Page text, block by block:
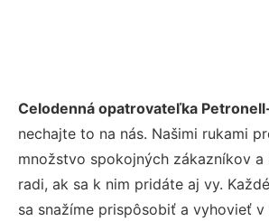
Celodenná opatrovateľka
nechajte to na nás. Našimi rukami
množstvo spokojných zákazníkov a
radi, ak sa k nim pridáte aj vy.
sa snažíme prispôsobiť a vyhovieť v